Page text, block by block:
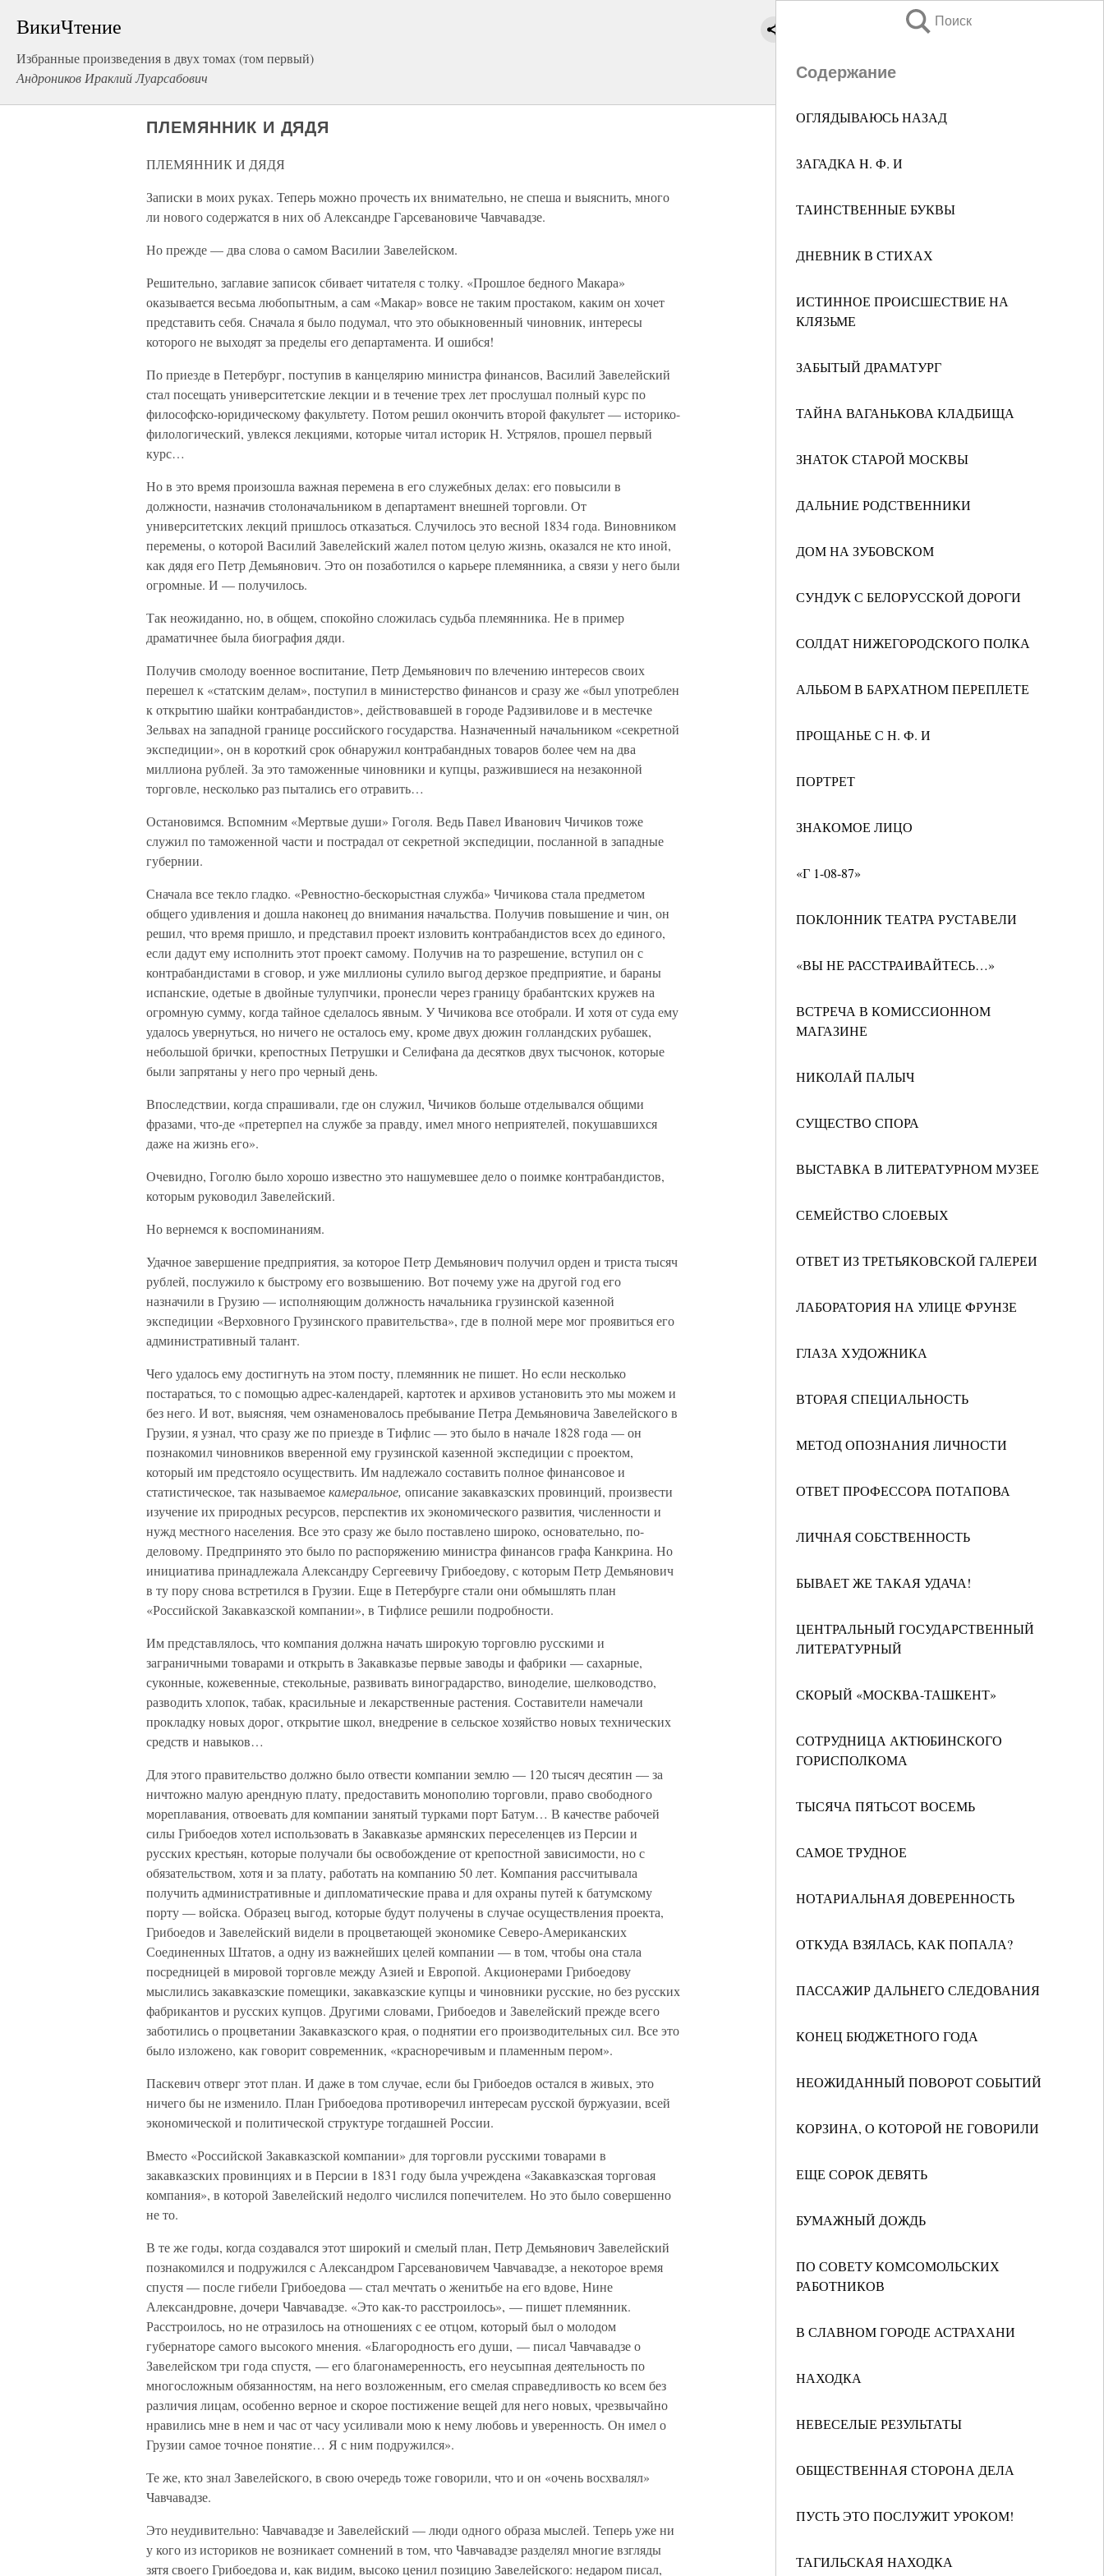
ВикиЧтение
Избранные произведения в двух томах (том первый)
Андроников Ираклий Луарсабович
Поиск
Содержание
ОГЛЯДЫВАЮСЬ НАЗАД
ЗАГАДКА H. Ф. И
ТАИНСТВЕННЫЕ БУКВЫ
ДНЕВНИК В СТИХАХ
ИСТИННОЕ ПРОИСШЕСТВИЕ НА
КЛЯЗЬМЕ
ЗАБЫТЫЙ ДРАМАТУРГ
ТАЙНА ВАГАНЬКОВА КЛАДБИЩА
ЗНАТОК СТАРОЙ МОСКВЫ
ДАЛЬНИЕ РОДСТВЕННИКИ
ДОМ НА ЗУБОВСКОМ
СУНДУК С БЕЛОРУССКОЙ ДОРОГИ
СОЛДАТ НИЖЕГОРОДСКОГО ПОЛКА
АЛЬБОМ В БАРХАТНОМ ПЕРЕПЛЕТЕ
ПРОЩАНЬЕ С Н. Ф. И
ПОРТРЕТ
ЗНАКОМОЕ ЛИЦО
«Г 1-08-87»
ПОКЛОННИК ТЕАТРА РУСТАВЕЛИ
«ВЫ НЕ РАССТРАИВАЙТЕСЬ…»
ВСТРЕЧА В КОМИССИОННОМ
МАГАЗИНЕ
НИКОЛАЙ ПАЛЫЧ
СУЩЕСТВО СПОРА
ВЫСТАВКА В ЛИТЕРАТУРНОМ МУЗЕЕ
СЕМЕЙСТВО СЛОЕВЫХ
ОТВЕТ ИЗ ТРЕТЬЯКОВСКОЙ ГАЛЕРЕИ
ЛАБОРАТОРИЯ НА УЛИЦЕ ФРУНЗЕ
ГЛАЗА ХУДОЖНИКА
ВТОРАЯ СПЕЦИАЛЬНОСТЬ
МЕТОД ОПОЗНАНИЯ ЛИЧНОСТИ
ОТВЕТ ПРОФЕССОРА ПОТАПОВА
ЛИЧНАЯ СОБСТВЕННОСТЬ
БЫВАЕТ ЖЕ ТАКАЯ УДАЧА!
ЦЕНТРАЛЬНЫЙ ГОСУДАРСТВЕННЫЙ
ЛИТЕРАТУРНЫЙ
СКОРЫЙ «МОСКВА-ТАШКЕНТ»
СОТРУДНИЦА АКТЮБИНСКОГО
ГОРИСПОЛКОМА
ТЫСЯЧА ПЯТЬСОТ ВОСЕМЬ
САМОЕ ТРУДНОЕ
НОТАРИАЛЬНАЯ ДОВЕРЕННОСТЬ
ОТКУДА ВЗЯЛАСЬ, КАК ПОПАЛА?
ПАССАЖИР ДАЛЬНЕГО СЛЕДОВАНИЯ
КОНЕЦ БЮДЖЕТНОГО ГОДА
НЕОЖИДАННЫЙ ПОВОРОТ СОБЫТИЙ
КОРЗИНА, О КОТОРОЙ НЕ ГОВОРИЛИ
ЕЩЕ СОРОК ДЕВЯТЬ
БУМАЖНЫЙ ДОЖДЬ
ПО СОВЕТУ КОМСОМОЛЬСКИХ
РАБОТНИКОВ
В СЛАВНОМ ГОРОДЕ АСТРАХАНИ
НАХОДКА
НЕВЕСЕЛЫЕ РЕЗУЛЬТАТЫ
ОБЩЕСТВЕННАЯ СТОРОНА ДЕЛА
ПУСТЬ ЭТО ПОСЛУЖИТ УРОКОМ!
ТАГИЛЬСКАЯ НАХОДКА
ПЛЕМЯННИК И ДЯДЯ
ПЛЕМЯННИК И ДЯДЯ
Записки в моих руках. Теперь можно прочесть их внимательно, не спеша и выяснить, много
ли нового содержатся в них об Александре Гарсевановиче Чавчавадзе.
Но прежде — два слова о самом Василии Завелейском.
Решительно, заглавие записок сбивает читателя с толку. «Прошлое бедного Макара»
оказывается весьма любопытным, а сам «Макар» вовсе не таким простаком, каким он хочет
представить себя. Сначала я было подумал, что это обыкновенный чиновник, интересы
которого не выходят за пределы его департамента. И ошибся!
По приезде в Петербург, поступив в канцелярию министра финансов, Василий Завелейский
стал посещать университетские лекции и в течение трех лет прослушал полный курс по
философско-юридическому факультету. Потом решил окончить второй факультет — историко-
филологический, увлекся лекциями, которые читал историк Н. Устрялов, прошел первый
курс…
Но в это время произошла важная перемена в его служебных делах: его повысили в
должности, назначив столоначальником в департамент внешней торговли. От
университетских лекций пришлось отказаться. Случилось это весной 1834 года. Виновником
перемены, о которой Василий Завелейский жалел потом целую жизнь, оказался не кто иной,
как дядя его Петр Демьянович. Это он позаботился о карьере племянника, а связи у него были
огромные. И — получилось.
Так неожиданно, но, в общем, спокойно сложилась судьба племянника. Не в пример
драматичнее была биография дяди.
Получив смолоду военное воспитание, Петр Демьянович по влечению интересов своих
перешел к «статским делам», поступил в министерство финансов и сразу же «был употреблен
к открытию шайки контрабандистов», действовавшей в городе Радзивилове и в местечке
Зельвах на западной границе российского государства. Назначенный начальником «секретной
экспедиции», он в короткий срок обнаружил контрабандных товаров более чем на два
миллиона рублей. За это таможенные чиновники и купцы, разжившиеся на незаконной
торговле, несколько раз пытались его отравить…
Остановимся. Вспомним «Мертвые души» Гоголя. Ведь Павел Иванович Чичиков тоже
служил по таможенной части и пострадал от секретной экспедиции, посланной в западные
губернии.
Сначала все текло гладко. «Ревностно-бескорыстная служба» Чичикова стала предметом
общего удивления и дошла наконец до внимания начальства. Получив повышение и чин, он
решил, что время пришло, и представил проект изловить контрабандистов всех до единого,
если дадут ему исполнить этот проект самому. Получив на то разрешение, вступил он с
контрабандистами в сговор, и уже миллионы сулило выгод дерзкое предприятие, и бараны
испанские, одетые в двойные тулупчики, пронесли через границу брабантских кружев на
огромную сумму, когда тайное сделалось явным. У Чичикова все отобрали. И хотя от суда ему
удалось увернуться, но ничего не осталось ему, кроме двух дюжин голландских рубашек,
небольшой брички, крепостных Петрушки и Селифана да десятков двух тысчонок, которые
были запрятаны у него про черный день.
Впоследствии, когда спрашивали, где он служил, Чичиков больше отделывался общими
фразами, что-де «претерпел на службе за правду, имел много неприятелей, покушавшихся
даже на жизнь его».
Очевидно, Гоголю было хорошо известно это нашумевшее дело о поимке контрабандистов,
которым руководил Завелейский.
Но вернемся к воспоминаниям.
Удачное завершение предприятия, за которое Петр Демьянович получил орден и триста тысяч
рублей, послужило к быстрому его возвышению. Вот почему уже на другой год его
назначили в Грузию — исполняющим должность начальника грузинской казенной
экспедиции «Верховного Грузинского правительства», где в полной мере мог проявиться его
административный талант.
Чего удалось ему достигнуть на этом посту, племянник не пишет. Но если несколько
постараться, то с помощью адрес-календарей, картотек и архивов установить это мы можем и
без него. И вот, выясняя, чем ознаменовалось пребывание Петра Демьяновича Завелейского в
Грузии, я узнал, что сразу же по приезде в Тифлис — это было в начале 1828 года — он
познакомил чиновников вверенной ему грузинской казенной экспедиции с проектом,
который им предстояло осуществить. Им надлежало составить полное финансовое и
статистическое, так называемоекамеральное, описание закавказских провинций, произвести
изучение их природных ресурсов, перспектив их экономического развития, численности и
нужд местного населения. Все это сразу же было поставлено широко, основательно, по-
деловому. Предпринято это было по распоряжению министра финансов графа Канкрина. Но
инициатива принадлежала Александру Сергеевичу Грибоедову, с которым Петр Демьянович
в ту пору снова встретился в Грузии. Еще в Петербурге стали они обмышлять план
«Российской Закавказской компании», в Тифлисе решили подробности.
Им представлялось, что компания должна начать широкую торговлю русскими и
заграничными товарами и открыть в Закавказье первые заводы и фабрики — сахарные,
суконные, кожевенные, стекольные, развивать виноградарство, виноделие, шелководство,
разводить хлопок, табак, красильные и лекарственные растения. Составители намечали
прокладку новых дорог, открытие школ, внедрение в сельское хозяйство новых технических
средств и навыков…
Для этого правительство должно было отвести компании землю — 120 тысяч десятин — за
ничтожно малую арендную плату, предоставить монополию торговли, право свободного
мореплавания, отвоевать для компании занятый турками порт Батум… В качестве рабочей
силы Грибоедов хотел использовать в Закавказье армянских переселенцев из Персии и
русских крестьян, которые получали бы освобождение от крепостной зависимости, но с
обязательством, хотя и за плату, работать на компанию 50 лет. Компания рассчитывала
получить административные и дипломатические права и для охраны путей к батумскому
порту — войска. Образец выгод, которые будут получены в случае осуществления проекта,
Грибоедов и Завелейский видели в процветающей экономике Северо-Американских
Соединенных Штатов, а одну из важнейших целей компании — в том, чтобы она стала
посредницей в мировой торговле между Азией и Европой. Акционерами Грибоедову
мыслились закавказские помещики, закавказские купцы и чиновники русские, но без русских
фабрикантов и русских купцов. Другими словами, Грибоедов и Завелейский прежде всего
заботились о процветании Закавказского края, о поднятии его производительных сил. Все это
было изложено, как говорит современник, «красноречивым и пламенным пером».
Паскевич отверг этот план. И даже в том случае, если бы Грибоедов остался в живых, это
ничего бы не изменило. План Грибоедова противоречил интересам русской буржуазии, всей
экономической и политической структуре тогдашней России.
Вместо «Российской Закавказской компании» для торговли русскими товарами в
закавказских провинциях и в Персии в 1831 году была учреждена «Закавказская торговая
компания», в которой Завелейский недолго числился попечителем. Но это было совершенно
не то.
В те же годы, когда создавался этот широкий и смелый план, Петр Демьянович Завелейский
познакомился и подружился с Александром Гарсевановичем Чавчавадзе, а некоторое время
спустя — после гибели Грибоедова — стал мечтать о женитьбе на его вдове, Нине
Александровне, дочери Чавчавадзе. «Это как-то расстроилось», — пишет племянник.
Расстроилось, но не отразилось на отношениях с ее отцом, который был о молодом
губернаторе самого высокого мнения. «Благородность его души, — писал Чавчавадзе о
Завелейском три года спустя, — его благонамеренность, его неусыпная деятельность по
многосложным обязанностям, на него возложенным, его смелая справедливость ко всем без
различия лицам, особенно верное и скорое постижение вещей для него новых, чрезвычайно
нравились мне в нем и час от часу усиливали мою к нему любовь и уверенность. Он имел о
Грузии самое точное понятие… Я с ним подружился».
Те же, кто знал Завелейского, в свою очередь тоже говорили, что и он «очень восхвалял»
Чавчавадзе.
Это неудивительно: Чавчавадзе и Завелейский — люди одного образа мыслей. Теперь уже ни
у кого из историков не возникает сомнений в том, что Чавчавадзе разделял многие взгляды
зятя своего Грибоедова и, как видим, высоко ценил позицию Завелейского: недаром писал,